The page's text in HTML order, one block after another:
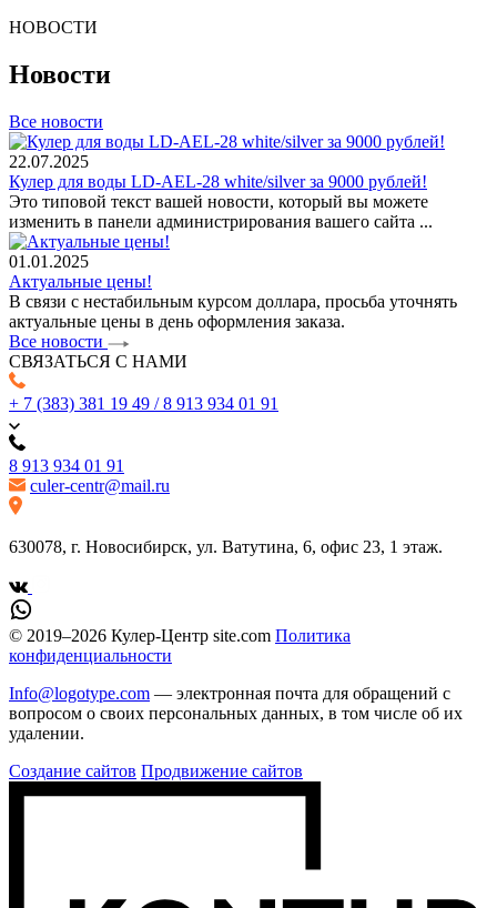
НОВОСТИ
Новости
Все новости
22.07.2025
Кулер для воды LD-AEL-28 white/silver за 9000 рублей!
Это типовой текст вашей новости, который вы можете
изменить в панели администрирования вашего сайта ...
01.01.2025
Актуальные цены!
В связи с нестабильным курсом доллара, просьба уточнять
актуальные цены в день оформления заказа.
Все новости
СВЯЗАТЬСЯ С НАМИ
+ 7 (383) 381 19 49 / 8 913 934 01 91
8 913 934 01 91
culer-centr@mail.ru
630078, г. Новосибирск, ул. Ватутина, 6, офис 23, 1 этаж.
© 2019–2026 Кулер-Центр site.com Политика
конфиденциальности
Info@logotype.com — электронная почта для обращений с
вопросом о своих персональных данных, в том числе об их
удалении.
Создание сайтов Продвижение сайтов